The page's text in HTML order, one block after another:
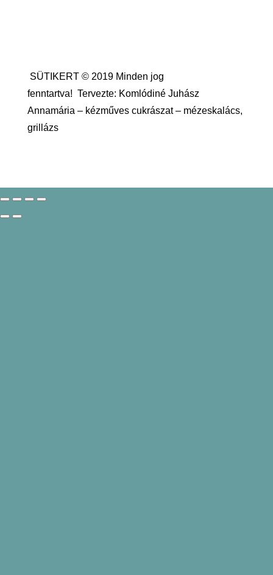
SÜTIKERT © 2019 Minden jog
fenntartva! Tervezte: Komlódiné Juhász
Annamária – kézműves cukrászat – mézeskalács,
grillázs